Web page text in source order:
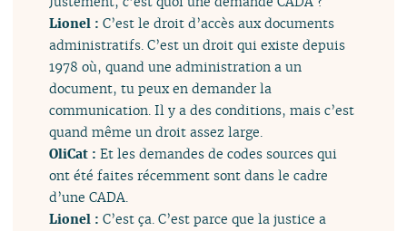
Lionel : C’est le droit d’accès aux documents
administratifs. C’est un droit qui existe depuis
1978 où, quand une administration a un
document, tu peux en demander la
communication. Il y a des conditions, mais c’est
quand même un droit assez large.
OliCat : Et les demandes de codes sources qui
ont été faites récemment sont dans le cadre
d’une CADA.
Lionel : C’est ça. C’est parce que la justice a